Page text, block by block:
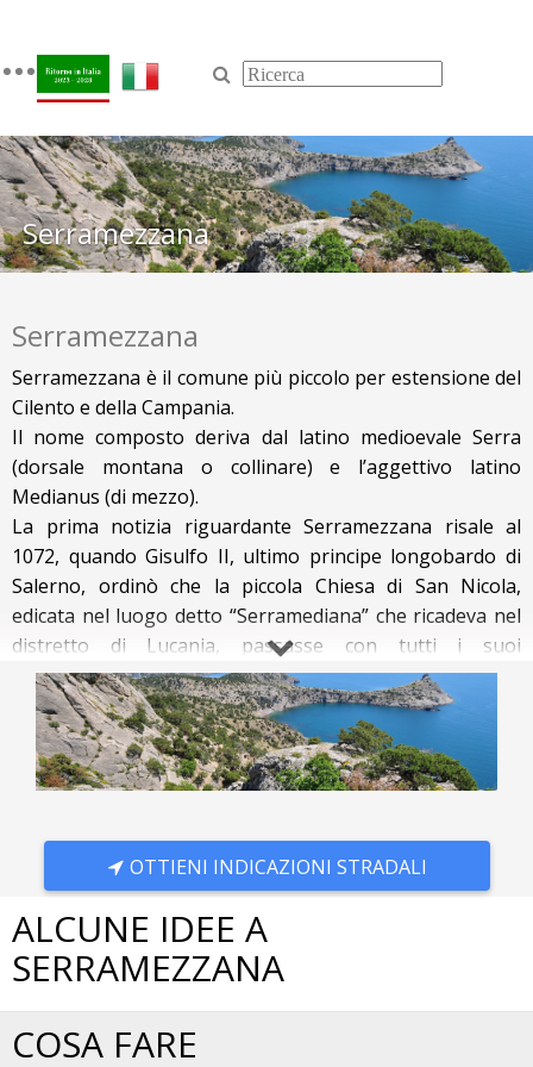
Toggle
navigation
Serramezzana
Serramezzana
Serramezzana è il comune più piccolo per estensione del
Cilento e della Campania.
Il nome composto deriva dal latino medioevale Serra
(dorsale montana o collinare) e l’aggettivo latino
Medianus (di mezzo).
La prima notizia riguardante Serramezzana risale al
1072, quando Gisulfo II, ultimo principe longobardo di
Salerno, ordinò che la piccola Chiesa di San Nicola,
edificata nel luogo detto “Serramediana” che ricadeva nel
distretto di Lucania, passasse con tutti i suoi
possedimenti sotto la giurisdizione della Badia di Cava. In
quella data, però, sul monte Castelluccio già sorgeva una
grande città: probabilmente si trattava di Petilia, la
capitale della Lucania.
L’anno successivo alla donazione di Gisulfo II, la Chiesa di
Cava ebbe conferma del possesso di questo monastero e
di tutto il villaggio nella successiva epoca normanna,
prima dai Duchi di Puglia e, successivamente, dai
Sanseverino, quando questi ultimi divennero i feudatari
di gran parte delle terre del vecchio distretto della
Durante la guerra del Vespro (1282 – 1302), il villaggio fu
OTTIENI INDICAZIONI STRADALI
ALCUNE IDEE A
SERRAMEZZANA
COSA FARE